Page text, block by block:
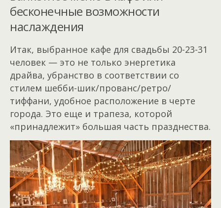
бесконечные возможности
наслаждения
Итак, выбранное кафе для свадьбы 20-23-31
человек — это не только энергетика
драйва, убранство в соответствии со
стилем шебби-шик/прованс/ретро/
тиффани, удобное расположение в черте
города. Это еще и трапеза, которой
«принадлежит» большая часть празднества.